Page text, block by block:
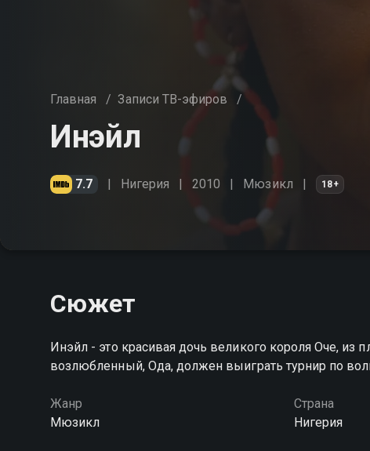
Главная / Записи ТВ-эфиров /
Инэйл
7.7 Нигерия 2010 Мюзикл 18+
Сюжет
Инэйл - это красивая дочь великого короля Оче,
возлюбленный, Ода, должен выиграть турнир по
Жанр
Мюзикл
Страна
Нигерия